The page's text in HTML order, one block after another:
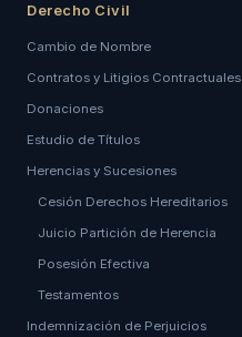
Derecho Civil
Cambio de Nombre
Contratos y Litigios Contractuales
Donaciones
Estudio de Títulos
Herencias y Sucesiones
Cesión Derechos Hereditarios
Juicio Partición de Herencia
Posesión Efectiva
Testamentos
Indemnización de Perjuicios